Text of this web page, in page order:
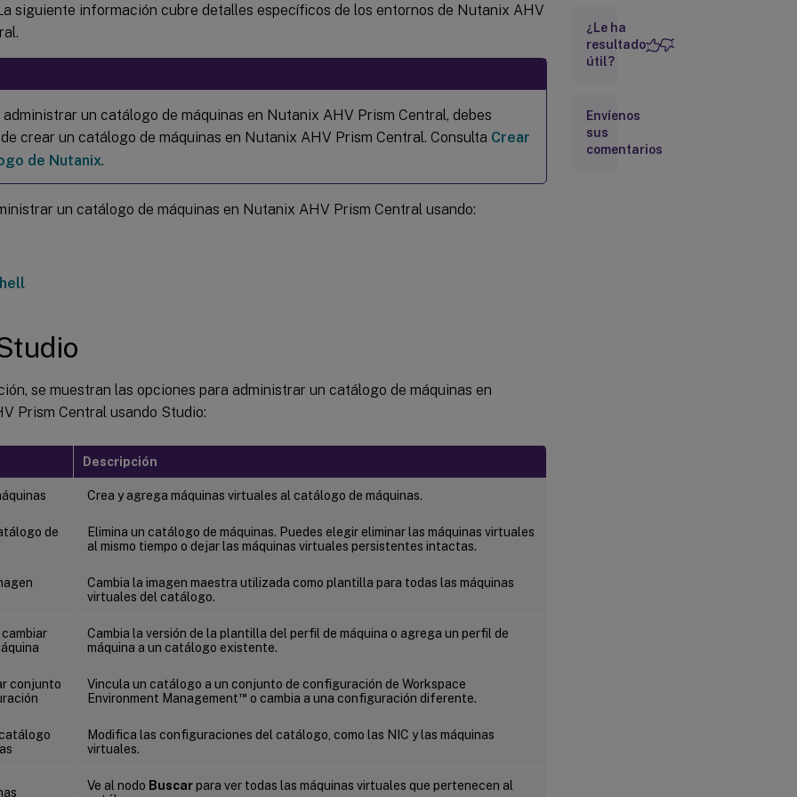
siguiente información cubre detalles específicos de los entornos de Nutanix AHV
un catálogo de máquinas en Nutanix AHV Prism Central, debes
crear un catálogo de máquinas en Nutanix AHV Prism Central. Consulta Crear
de Nutanix.
un catálogo de máquinas en Nutanix AHV Prism Central usando:
se muestran las opciones para administrar un catálogo de máquinas en
Prism Central usando Studio:
Descripción
Crea y agrega máquinas virtuales al catálogo de máquinas.
de
Elimina un catálogo de máquinas. Puedes elegir eliminar las máquinas virtuales
al mismo tiempo o dejar las máquinas virtuales persistentes intactas.
Cambia la imagen maestra utilizada como plantilla para todas las máquinas
virtuales del catálogo.
Cambia la versión de la plantilla del perfil de máquina o agrega un perfil de
máquina a un catálogo existente.
conjunto
Vincula un catálogo a un conjunto de configuración de Workspace
Environment Management™ o cambia a una configuración diferente.
Modifica las configuraciones del catálogo, como las NIC y las máquinas
virtuales.
Ve al nodo Buscarpara ver todas las máquinas virtuales que pertenecen al
a la
conexión de
host de
administrada
por Citrix
¿Le ha
resultado
útil?
Envíenos
sus
comentarios